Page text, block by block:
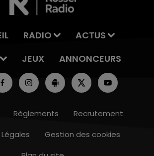
RADIO
ACTUS
JEUX ANNONCEURS
Règlements
Recrutement
Gestion des cookies